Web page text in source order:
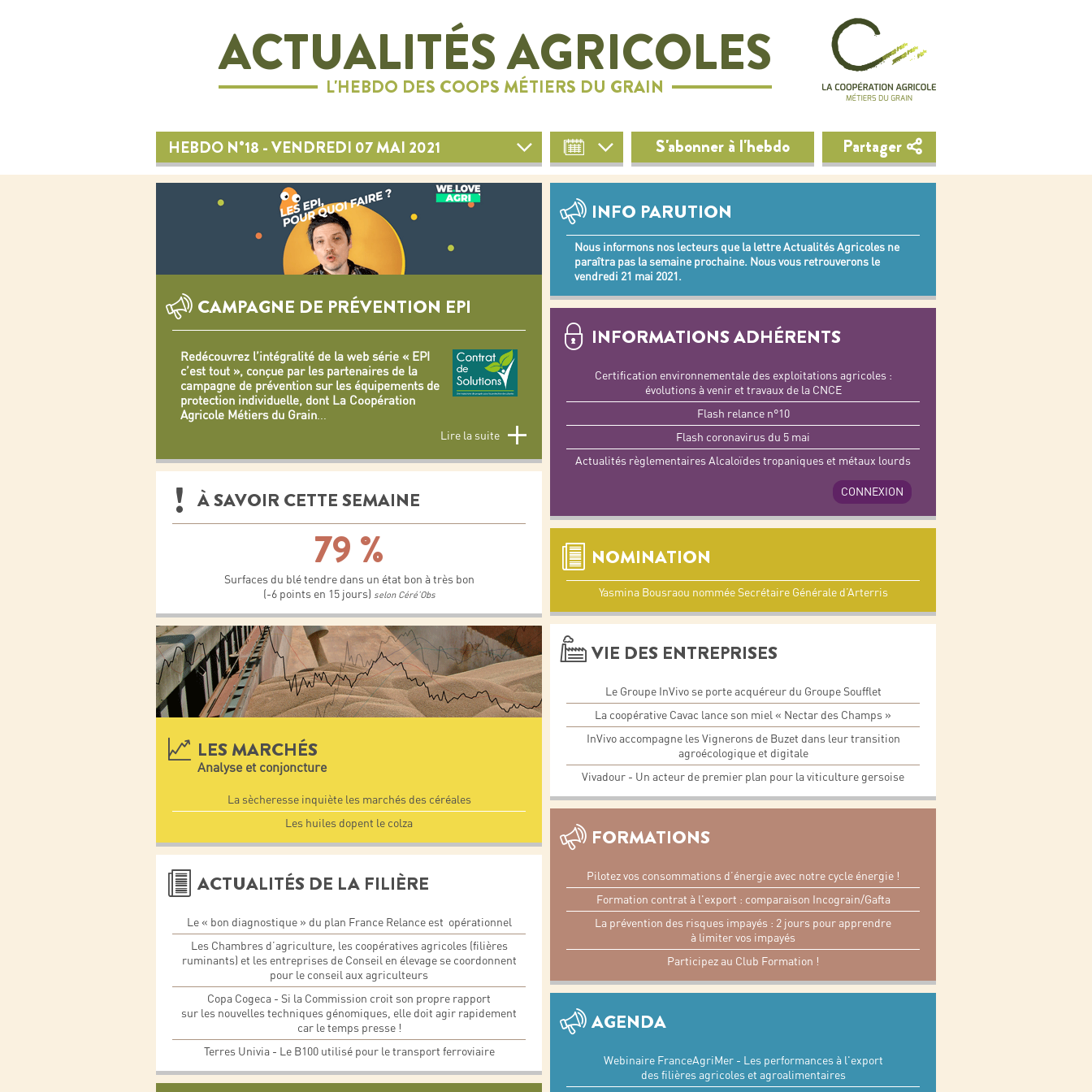
ACTUALITÉS AGRICOLES
L'HEBDO DES COOPS MÉTIERS DU GRAIN
S'abonner à l'hebdo Partager
HEBDO N°18 - VENDREDI 07 MAI 2021
CAMPAGNE DE PRÉVENTION EPI
Redécouvrez l’intégralité de la web série « EPI
c’est tout », conçue par les partenaires de la
campagne de prévention sur les équipements de
protection individuelle, dont La Coopération
Agricole Métiers du Grain...
Lire la suite
À SAVOIR CETTE SEMAINE
79 %
Surfaces du blé tendre dans un état bon à très bon
(-6 points en 15 jours) selon Céré’Obs
LES MARCHÉS
Analyse et conjoncture
La sècheresse inquiète les marchés des céréales
Les huiles dopent le colza
ACTUALITÉS DE LA FILIÈRE
Le « bon diagnostique » du plan France Relance est opérationnel
Les Chambres d’agriculture, les coopératives agricoles (filières
ruminants) et les entreprises de Conseil en élevage se coordonnent
pour le conseil aux agriculteurs
Copa Cogeca - Si la Commission croit son propre rapport
sur les nouvelles techniques génomiques, elle doit agir rapidement
car le temps presse !
Terres Univia - Le B100 utilisé pour le transport ferroviaire
INFO PARUTION
Nous informons nos lecteurs que la lettre Actualités Agricoles ne
paraîtra pas la semaine prochaine. Nous vous retrouverons le
vendredi 21 mai 2021.
INFORMATIONS ADHÉRENTS
Certification environnementale des exploitations agricoles :
évolutions à venir et travaux de la CNCE
Flash relance n°10
Flash coronavirus du 5 mai
Actualités règlementaires Alcaloïdes tropaniques et métaux lourds
CONNEXION
NOMINATION
Yasmina Bousraou nommée Secrétaire Générale d’Arterris
VIE DES ENTREPRISES
Le Groupe InVivo se porte acquéreur du Groupe Soufflet
La coopérative Cavac lance son miel « Nectar des Champs »
InVivo accompagne les Vignerons de Buzet dans leur transition
agroécologique et digitale
Vivadour - Un acteur de premier plan pour la viticulture gersoise
FORMATIONS
Pilotez vos consommations d’énergie avec notre cycle énergie !
Formation contrat à l'export : comparaison Incograin/Gafta
La prévention des risques impayés : 2 jours pour apprendre
à limiter vos impayés
Participez au Club Formation !
AGENDA
Webinaire FranceAgriMer - Les performances à l'export
des filières agricoles et agroalimentaires